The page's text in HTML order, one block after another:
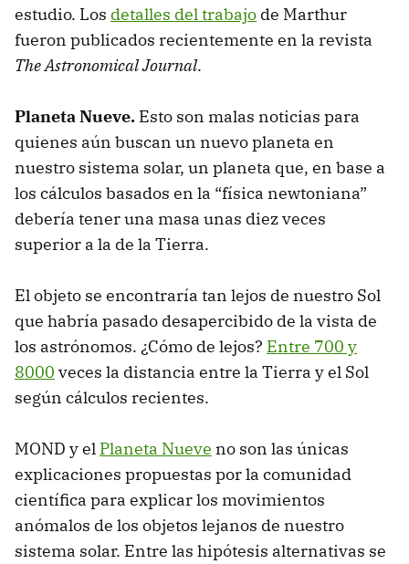
estudio. Los detalles del trabajo de Marthur
fueron publicados recientemente en la revista
The Astronomical Journal.
Planeta Nueve. Esto son malas noticias para
quienes aún buscan un nuevo planeta en
nuestro sistema solar, un planeta que, en base a
los cálculos basados en la “física newtoniana”
debería tener una masa unas diez veces
superior a la de la Tierra.
El objeto se encontraría tan lejos de nuestro Sol
que habría pasado desapercibido de la vista de
los astrónomos. ¿Cómo de lejos? Entre 700 y
8000 veces la distancia entre la Tierra y el Sol
según cálculos recientes.
MOND y el Planeta Nueve no son las únicas
explicaciones propuestas por la comunidad
científica para explicar los movimientos
anómalos de los objetos lejanos de nuestro
sistema solar. Entre las hipótesis alternativas se